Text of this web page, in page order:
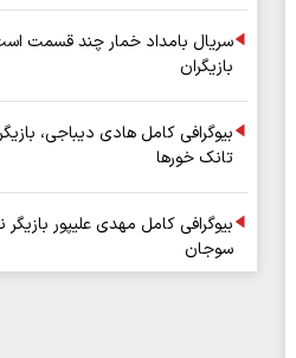
سریال بامداد خمار چند قسمت
بازیگران
بیوگرافی کامل هادی دیباجی،
تانک خورها
بیوگرافی کامل مهدی علیپور
سوجان